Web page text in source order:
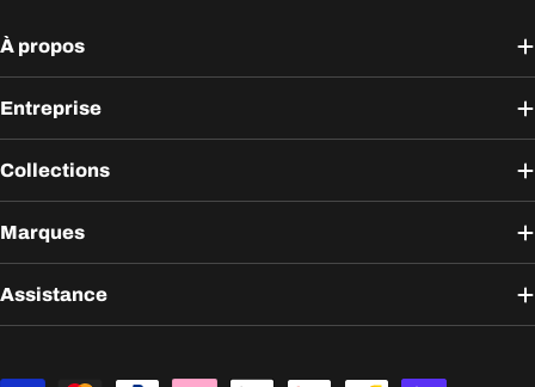
À propos
Entreprise
Collections
Marques
Assistance